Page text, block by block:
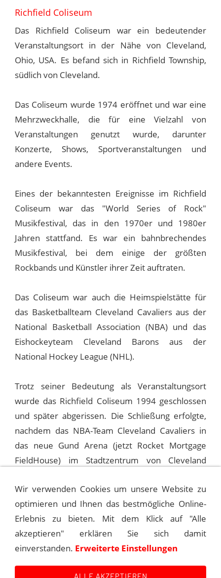
Richfield Coliseum
Das Richfield Coliseum war ein bedeutender
Veranstaltungsort in der Nähe von Cleveland,
Ohio, USA. Es befand sich in Richfield Township,
südlich von Cleveland.
Das Coliseum wurde 1974 eröffnet und war eine
Mehrzweckhalle, die für eine Vielzahl von
Veranstaltungen genutzt wurde, darunter
Konzerte, Shows, Sportveranstaltungen und
andere Events.
Eines der bekanntesten Ereignisse im Richfield
Coliseum war das "World Series of Rock"
Musikfestival, das in den 1970er und 1980er
Jahren stattfand. Es war ein bahnbrechendes
Musikfestival, bei dem einige der größten
Rockbands und Künstler ihrer Zeit auftraten.
Das Coliseum war auch die Heimspielstätte für
das Basketballteam Cleveland Cavaliers aus der
National Basketball Association (NBA) und das
Eishockeyteam Cleveland Barons aus der
National Hockey League (NHL).
Trotz seiner Bedeutung als Veranstaltungsort
wurde das Richfield Coliseum 1994 geschlossen
und später abgerissen. Die Schließung erfolgte,
nachdem das NBA-Team Cleveland Cavaliers in
das neue Gund Arena (jetzt Rocket Mortgage
FieldHouse) im Stadtzentrum von Cleveland
1988-03-29 CINCINNATI , RIVERFRONT
COLISEUM
Wir verwenden Cookies um unsere Website zu
optimieren und Ihnen das bestmögliche Online-
Erlebnis zu bieten. Mit dem Klick auf "Alle
akzeptieren" erklären Sie sich damit
einverstanden. Erweiterte Einstellungen
ALLE AKZEPTIEREN